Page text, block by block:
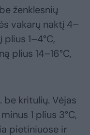
ženklesnių
vakarų naktį 4–
1–4°C,
plius 14–16°C,
be kritulių. Vėjas
1 plius 3°C,
pietiniuose ir